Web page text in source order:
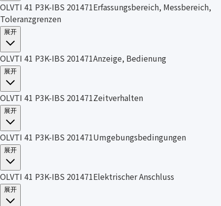
OLVTI 41 P3K-IBS 201471Erfassungsbereich, Messbereich,
Toleranzgrenzen
展开
OLVTI 41 P3K-IBS 201471Anzeige, Bedienung
展开
OLVTI 41 P3K-IBS 201471Zeitverhalten
展开
OLVTI 41 P3K-IBS 201471Umgebungsbedingungen
展开
OLVTI 41 P3K-IBS 201471Elektrischer Anschluss
展开